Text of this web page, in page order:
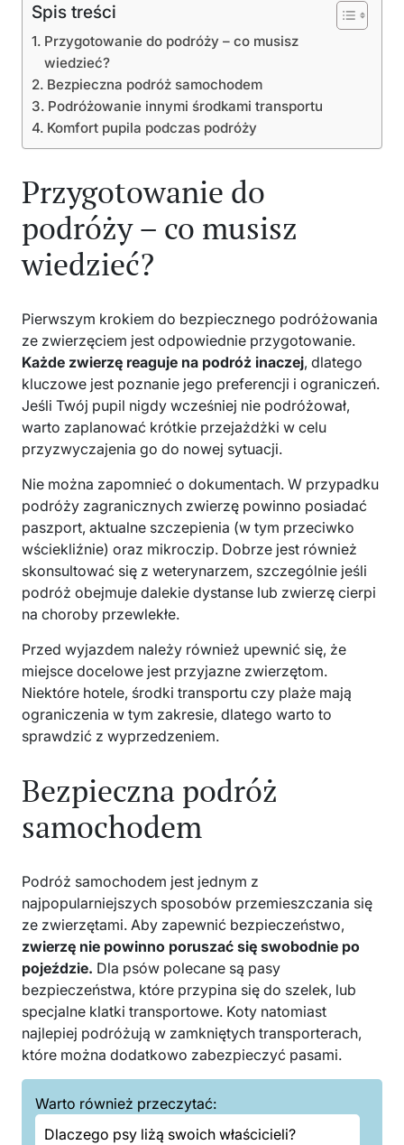
Spis treści
Przygotowanie do podróży – co musisz
wiedzieć?
Bezpieczna podróż samochodem
Podróżowanie innymi środkami transportu
Komfort pupila podczas podróży
Przygotowanie do
podróży – co musisz
wiedzieć?
Pierwszym krokiem do bezpiecznego podróżowania
ze zwierzęciem jest odpowiednie przygotowanie.
Każde zwierzę reaguje na podróż inaczej, dlatego
kluczowe jest poznanie jego preferencji i ograniczeń.
Jeśli Twój pupil nigdy wcześniej nie podróżował,
warto zaplanować krótkie przejażdżki w celu
przyzwyczajenia go do nowej sytuacji.
Nie można zapomnieć o dokumentach. W przypadku
podróży zagranicznych zwierzę powinno posiadać
paszport, aktualne szczepienia (w tym przeciwko
wściekliźnie) oraz mikroczip. Dobrze jest również
skonsultować się z weterynarzem, szczególnie jeśli
podróż obejmuje dalekie dystanse lub zwierzę cierpi
na choroby przewlekłe.
Przed wyjazdem należy również upewnić się, że
miejsce docelowe jest przyjazne zwierzętom.
Niektóre hotele, środki transportu czy plaże mają
ograniczenia w tym zakresie, dlatego warto to
sprawdzić z wyprzedzeniem.
Bezpieczna podróż
samochodem
Podróż samochodem jest jednym z
najpopularniejszych sposobów przemieszczania się
ze zwierzętami. Aby zapewnić bezpieczeństwo,
zwierzę nie powinno poruszać się swobodnie po
pojeździe. Dla psów polecane są pasy
bezpieczeństwa, które przypina się do szelek, lub
specjalne klatki transportowe. Koty natomiast
najlepiej podróżują w zamkniętych transporterach,
które można dodatkowo zabezpieczyć pasami.
Warto również przeczytać:
Dlaczego psy liżą swoich właścicieli?